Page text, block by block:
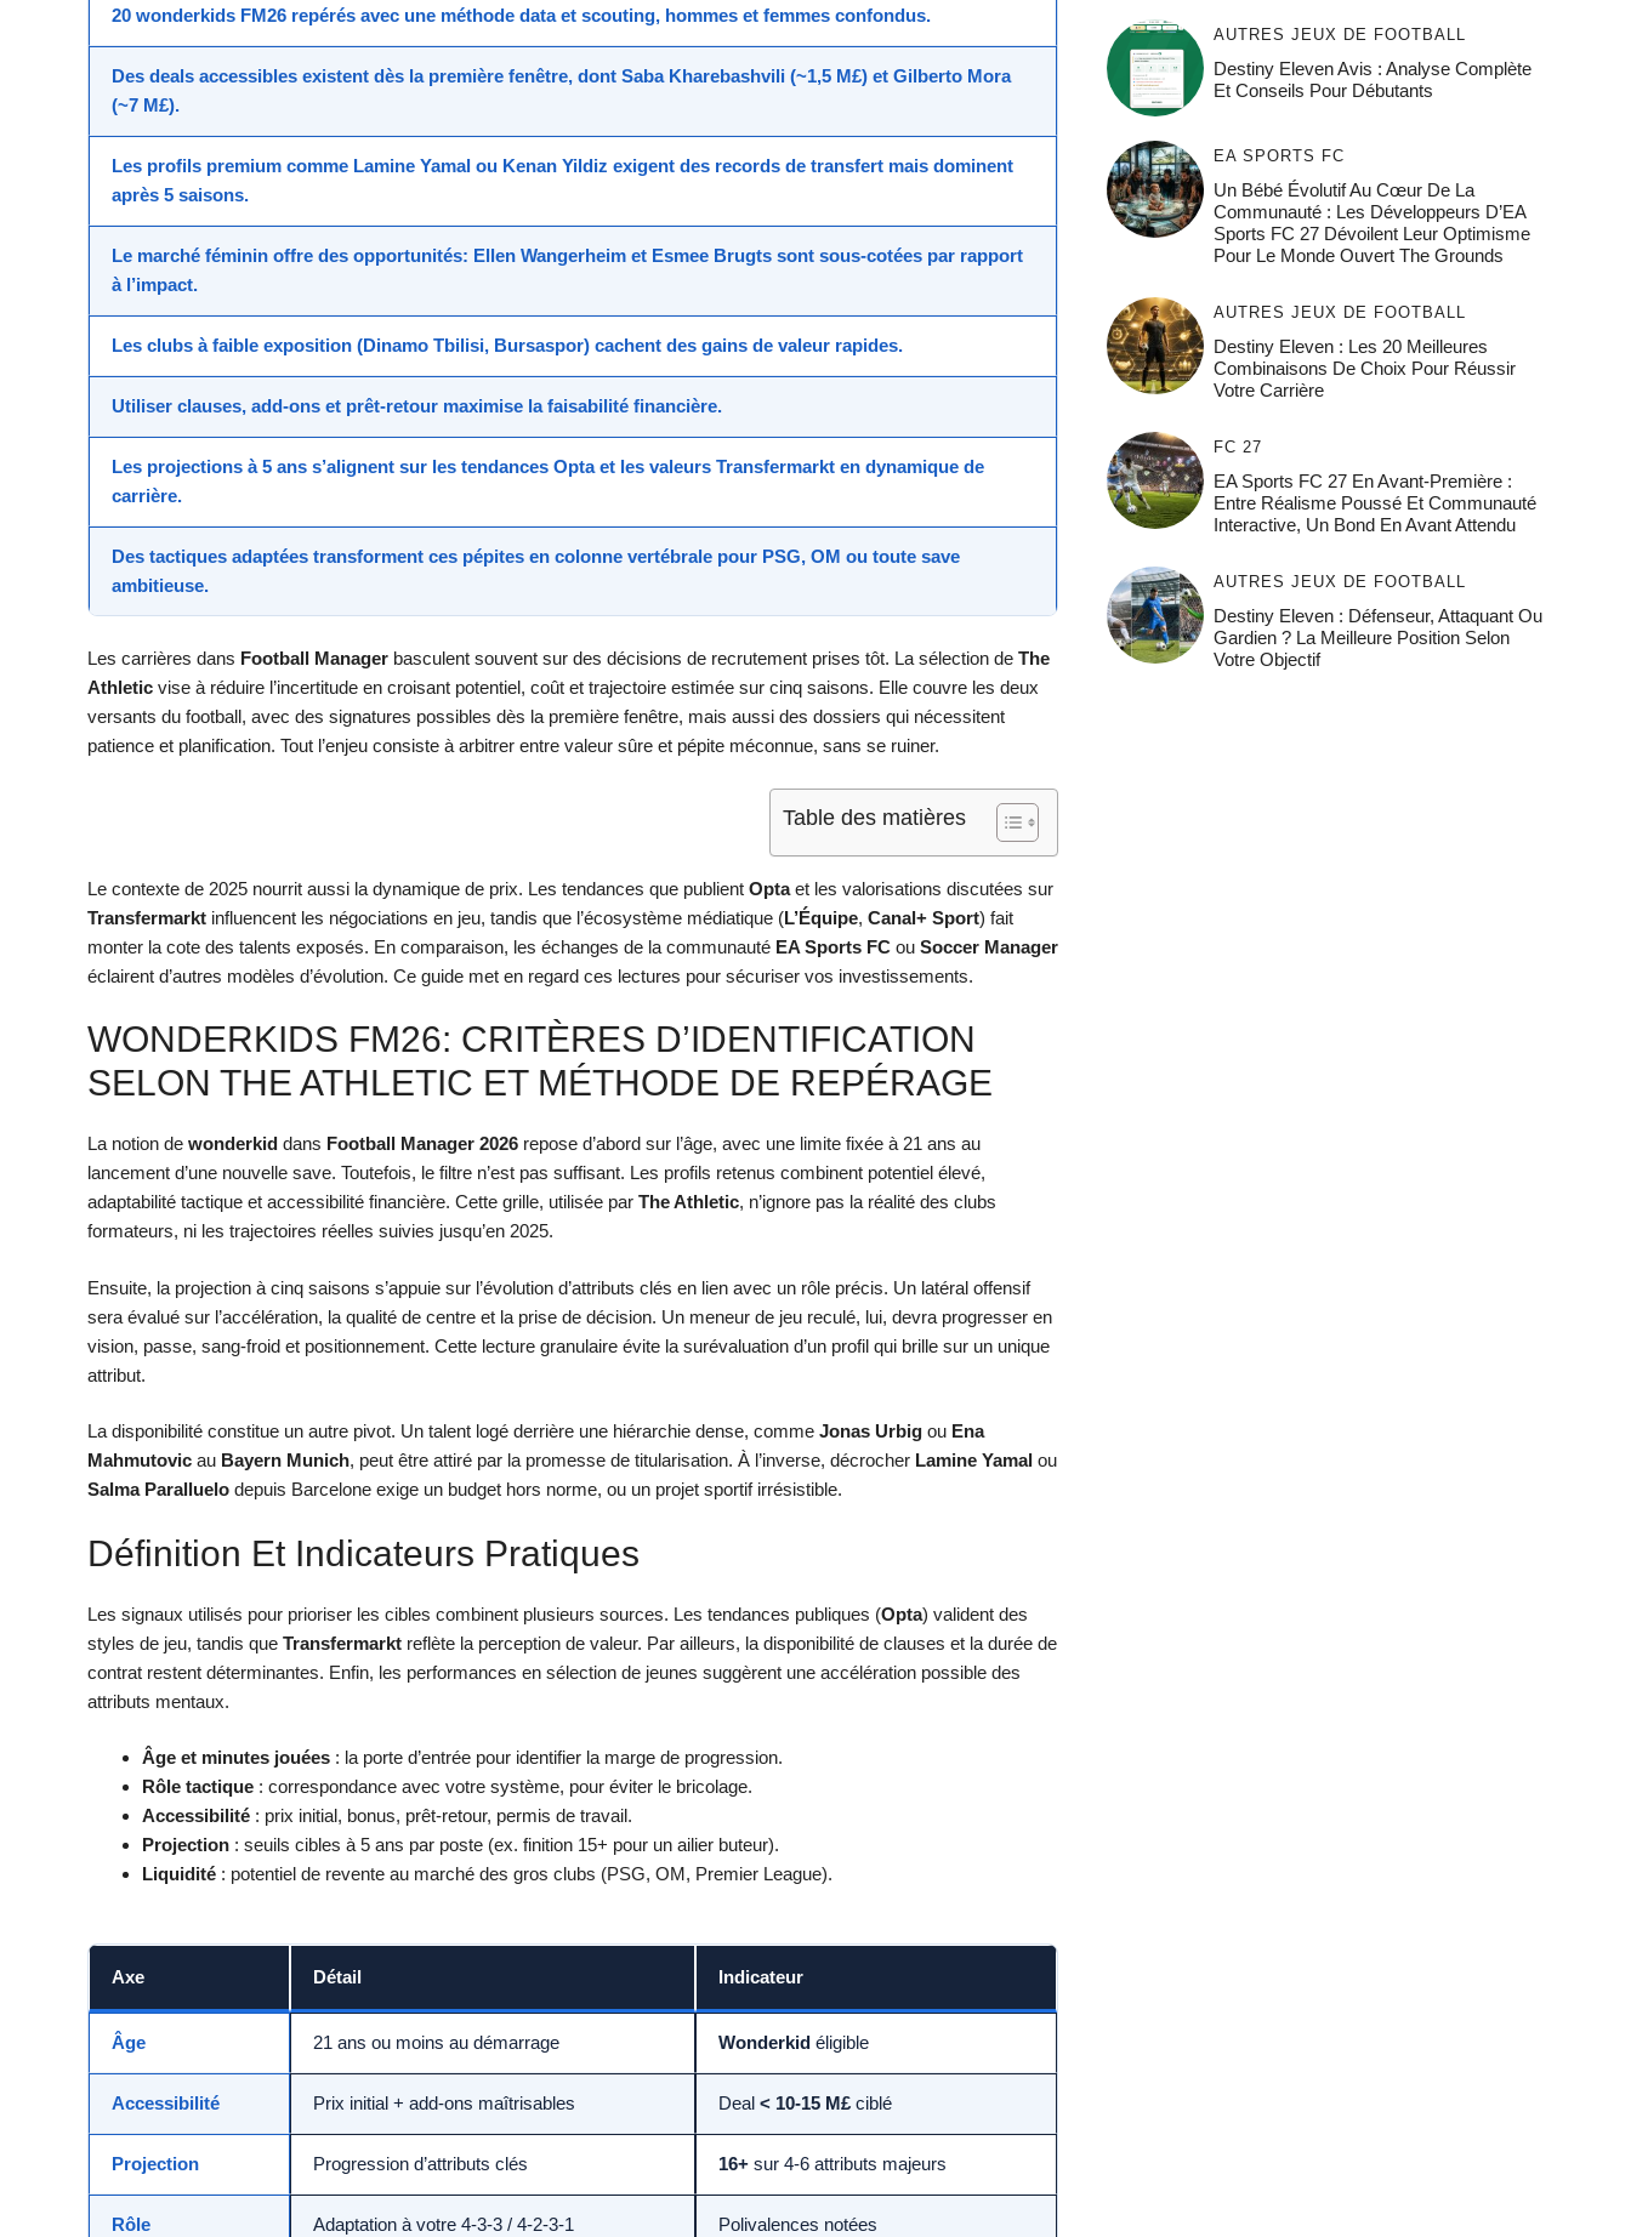
20 wonderkids FM26 repérés avec une méthode data et scouting, hommes et femmes confondus.
Des deals accessibles existent dès la première fenêtre, dont Saba Kharebashvili (~1,5 M£) et Gilberto Mora
(~7 M£).
Les profils premium comme Lamine Yamal ou Kenan Yildiz exigent des records de transfert mais dominent
après 5 saisons.
Le marché féminin offre des opportunités: Ellen Wangerheim et Esmee Brugts sont sous-cotées par rapport
à l’impact.
Les clubs à faible exposition (Dinamo Tbilisi, Bursaspor) cachent des gains de valeur rapides.
Utiliser clauses, add-ons et prêt-retour maximise la faisabilité financière.
Les projections à 5 ans s’alignent sur les tendances Optaet les valeurs Transfermarkt en dynamique de
carrière.
Des tactiques adaptées transforment ces pépites en colonne vertébrale pour PSG, OM ou toute save
ambitieuse.
Les carrières dans Football Manager basculent souvent sur des décisions de recrutement prises tôt. La sélection de The
Athletic vise à réduire l’incertitude en croisant potentiel, coût et trajectoire estimée sur cinq saisons. Elle couvre les deux
versants du football, avec des signatures possibles dès la première fenêtre, mais aussi des dossiers qui nécessitent
patience et planification. Tout l’enjeu consiste à arbitrer entre valeur sûre et pépite méconnue, sans se ruiner.
Table des matières
Le contexte de 2025 nourrit aussi la dynamique de prix. Les tendances que publient Optaet les valorisations discutées sur
Transfermarkt influencent les négociations en jeu, tandis que l’écosystème médiatique (L’Équipe, Canal+ Sport) fait
monter la cote des talents exposés. En comparaison, les échanges de la communauté EA Sports FC ou Soccer Manager
éclairent d’autres modèles d’évolution. Ce guide met en regard ces lectures pour sécuriser vos investissements.
WONDERKIDS FM26: CRITÈRES D’IDENTIFICATION
SELON THE ATHLETIC ET MÉTHODE DE REPÉRAGE
La notion de wonderkid dans Football Manager 2026 repose d’abord sur l’âge, avec une limite fixée à 21 ans au
lancement d’une nouvelle save. Toutefois, le filtre n’est pas suffisant. Les profils retenus combinent potentiel élevé,
adaptabilité tactique et accessibilité financière. Cette grille, utilisée par The Athletic, n’ignore pas la réalité des clubs
formateurs, ni les trajectoires réelles suivies jusqu’en 2025.
Ensuite, la projection à cinq saisons s’appuie sur l’évolution d’attributs clés en lien avec un rôle précis. Un latéral offensif
sera évalué sur l’accélération, la qualité de centre et la prise de décision. Un meneur de jeu reculé, lui, devra progresser en
vision, passe, sang-froid et positionnement. Cette lecture granulaire évite la surévaluation d’un profil qui brille sur un unique
attribut.
La disponibilité constitue un autre pivot. Un talent logé derrière une hiérarchie dense, comme Jonas Urbig ou Ena
Mahmutovic au Bayern Munich, peut être attiré par la promesse de titularisation. À l’inverse, décrocher Lamine Yamal ou
Salma Paralluelo depuis Barcelone exige un budget hors norme, ou un projet sportif irrésistible.
Définition Et Indicateurs Pratiques
Les signaux utilisés pour prioriser les cibles combinent plusieurs sources. Les tendances publiques (Opta) valident des
styles de jeu, tandis que Transfermarkt reflète la perception de valeur. Par ailleurs, la disponibilité de clauses et la durée de
contrat restent déterminantes. Enfin, les performances en sélection de jeunes suggèrent une accélération possible des
attributs mentaux.
Âge et minutes jouées : la porte d’entrée pour identifier la marge de progression.
Rôle tactique : correspondance avec votre système, pour éviter le bricolage.
Accessibilité : prix initial, bonus, prêt-retour, permis de travail.
Projection : seuils cibles à 5 ans par poste (ex. finition 15+ pour un ailier buteur).
Liquidité : potentiel de revente au marché des gros clubs (PSG, OM, Premier League).
Axe Détail Indicateur
Âge 21 ans ou moins au démarrage Wonderkid éligible
Accessibilité Prix initial + add-ons maîtrisables Deal < 10-15 M£ ciblé
Projection Progression d’attributs clés 16+ sur 4-6 attributs majeurs
Rôle Adaptation à votre 4-3-3 / 4-2-3-1 Polivalences notées
AUTRES JEUX DE FOOTBALL
Destiny Eleven Avis : Analyse Complète
Et Conseils Pour Débutants
EA SPORTS FC
Un Bébé Évolutif Au Cœur De La
Communauté : Les Développeurs D’EA
Sports FC 27 Dévoilent Leur Optimisme
Pour Le Monde Ouvert The Grounds
AUTRES JEUX DE FOOTBALL
Destiny Eleven : Les 20 Meilleures
Combinaisons De Choix Pour Réussir
Votre Carrière
FC 27
EA Sports FC 27 En Avant-Première :
Entre Réalisme Poussé Et Communauté
Interactive, Un Bond En Avant Attendu
AUTRES JEUX DE FOOTBALL
Destiny Eleven : Défenseur, Attaquant Ou
Gardien ? La Meilleure Position Selon
Votre Objectif